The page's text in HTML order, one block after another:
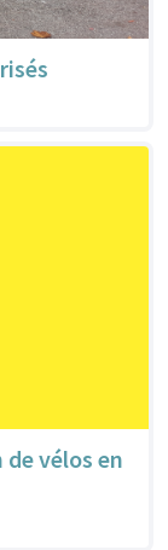
vélos en